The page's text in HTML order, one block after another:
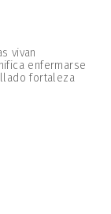
vivan
enfermarse
fortaleza